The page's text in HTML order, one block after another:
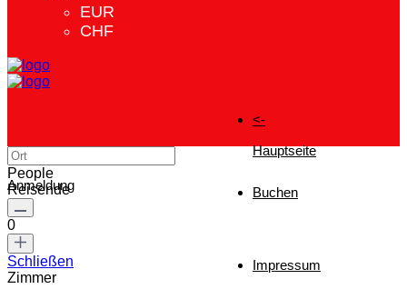
EUR
CHF
<-
Hauptseite
Buchen
Impressum
Anmeldung
People
Reisende
0
Schließen
Zimmer